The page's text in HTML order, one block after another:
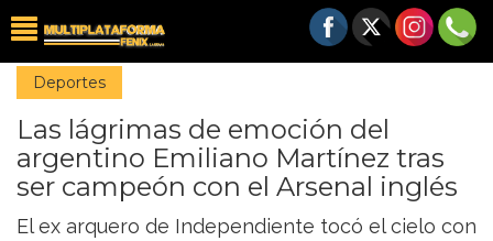
Deportes
Las lágrimas de emoción del
argentino Emiliano Martínez tras
ser campeón con el Arsenal inglés
El ex arquero de Independiente tocó el cielo con